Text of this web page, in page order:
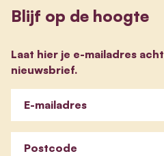
Blijf op de hoogte
Laat hier je e-mailadres
nieuwsbrief.
E-mailadres
Postcode